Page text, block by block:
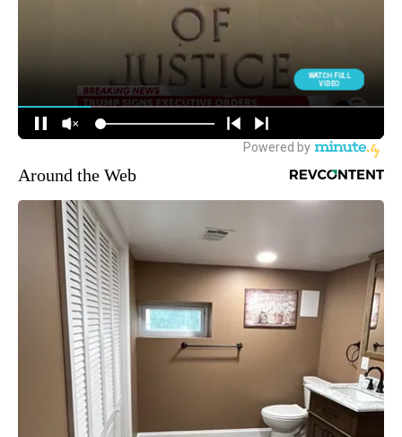
Around the Web